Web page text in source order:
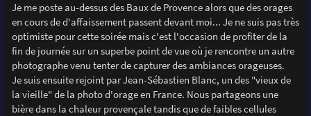
Je me poste au-dessus des Baux de Provence alors que des orages
en cours de d'affaissement passent devant moi... Je ne suis pas très
optimiste pour cette soirée mais c'est l'occasion de profiter de la
fin de journée sur un superbe point de vue où je rencontre un autre
photographe venu tenter de capturer des ambiances orageuses.
Je suis ensuite rejoint par Jean-Sébastien Blanc, un des "vieux de
la vieille" de la photo d'orage en France. Nous partageons une
bière dans la chaleur provençale tandis que de faibles cellules